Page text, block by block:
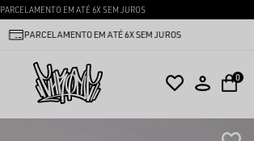
PARCELAMENTO EM ATÉ 6X SEM JUROS
PARCELAMENTO EM ATÉ 6X SEM JUROS
0